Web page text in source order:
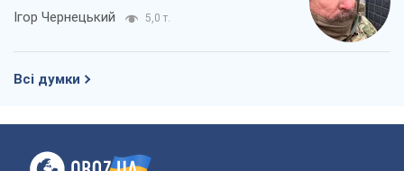
Ігор Чернецький 5,0 т.
Всі думки